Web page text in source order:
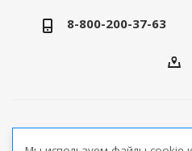
8-800-200-37-63